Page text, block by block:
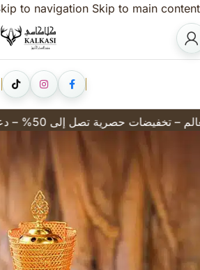
to navigation Skip to main content
كلاكاسي للعطور الفاخرة والزيوت
موافقة من منظمة الإيفرا العالمية للعطور في فرنسا – جميع الزيوت العطرية صناعة سعودية)